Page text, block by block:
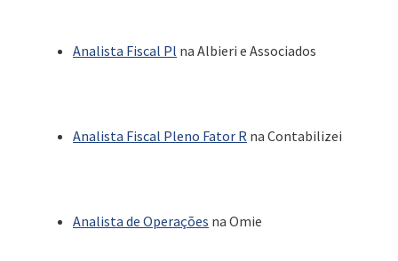
Analista Fiscal Pl na Albieri e Associados
Analista Fiscal Pleno Fator R na Contabilizei
Analista de Operações na Omie